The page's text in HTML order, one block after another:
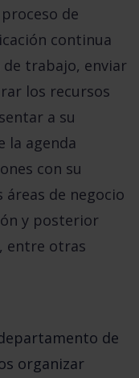
de
continua
trabajo, enviar
los recursos
a su
la agenda
con su
áreas de negocio
y posterior
entre otras
de
organizar